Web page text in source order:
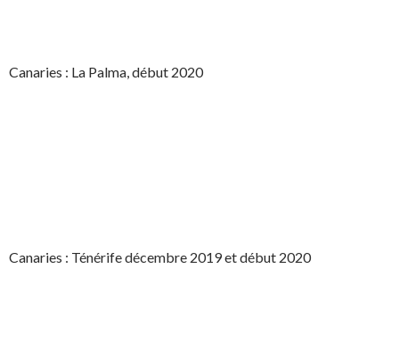
Canaries : La Palma, début 2020
Canaries : Ténérife décembre 2019 et début 2020